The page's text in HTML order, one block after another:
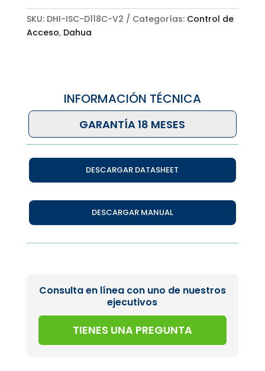
SKU: DHI-ISC-D118C-V2 Categorías: Control de
Acceso, Dahua
INFORMACIÓN TÉCNICA
GARANTÍA 18 MESES
DESCARGAR DATASHEET
DESCARGAR MANUAL
Consulta en línea con uno de nuestros
ejecutivos
TIENES UNA PREGUNTA